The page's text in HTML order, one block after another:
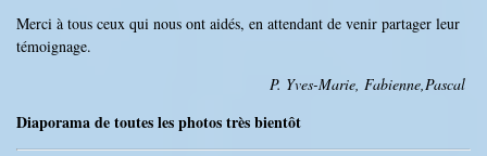
Merci à tous ceux qui nous ont aidés, en attendant de venir partager leur
témoignage.
P. Yves-Marie, Fabienne,Pascal
Diaporama de toutes les photos très bientôt